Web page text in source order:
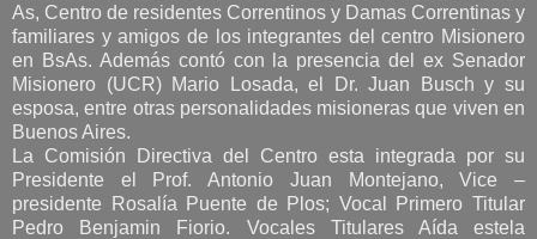
As, Centro de residentes Correntinos y Damas Correntinas y
familiares y amigos de los integrantes del centro Misionero
en BsAs. Además contó con la presencia del ex Senador
Misionero (UCR) Mario Losada, el Dr. Juan Busch y su
esposa, entre otras personalidades misioneras que viven en
Buenos Aires.
La Comisión Directiva del Centro esta integrada por su
Presidente el Prof. Antonio Juan Montejano, Vice –
presidente Rosalía Puente de Plos; Vocal Primero Titular
Pedro Benjamin Fiorio. Vocales Titulares Aída estela